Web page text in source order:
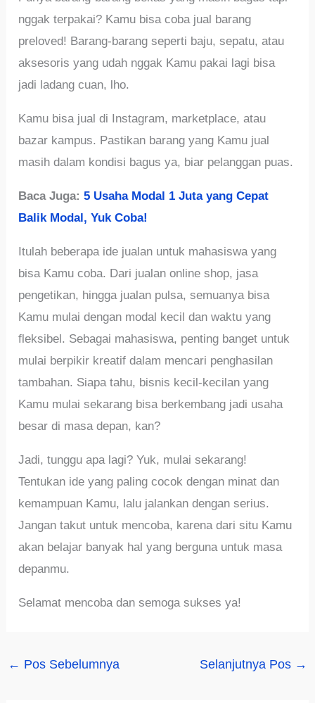
nggak terpakai? Kamu bisa coba jual barang
preloved! Barang-barang seperti baju, sepatu, atau
aksesoris yang udah nggak Kamu pakai lagi bisa
jadi ladang cuan, lho.
Kamu bisa jual di Instagram, marketplace, atau
bazar kampus. Pastikan barang yang Kamu jual
masih dalam kondisi bagus ya, biar pelanggan puas.
Baca Juga:5 Usaha Modal 1 Juta yang Cepat
Balik Modal, Yuk Coba!
Itulah beberapa ide jualan untuk mahasiswa yang
bisa Kamu coba. Dari jualan online shop, jasa
pengetikan, hingga jualan pulsa, semuanya bisa
Kamu mulai dengan modal kecil dan waktu yang
fleksibel. Sebagai mahasiswa, penting banget untuk
mulai berpikir kreatif dalam mencari penghasilan
tambahan. Siapa tahu, bisnis kecil-kecilan yang
Kamu mulai sekarang bisa berkembang jadi usaha
besar di masa depan, kan?
Jadi, tunggu apa lagi? Yuk, mulai sekarang!
Tentukan ide yang paling cocok dengan minat dan
kemampuan Kamu, lalu jalankan dengan serius.
Jangan takut untuk mencoba, karena dari situ Kamu
akan belajar banyak hal yang berguna untuk masa
depanmu.
Selamat mencoba dan semoga sukses ya!
← Pos Sebelumnya Selanjutnya Pos →